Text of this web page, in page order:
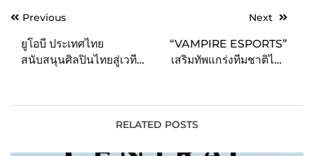
PostPrevious
ยูโอบี ประเทศไทย
สนับสนุนศิลปินไทยสู่เวที
ครั้งที่ 14 ปีนี้ขยายการ
ประกวดจิตรกรรมยูโอบีสู่
Next
“VAMPIRE ESPORTS”
เสริมทัพแกร่งทีมชาติไทย
RELATED POSTS